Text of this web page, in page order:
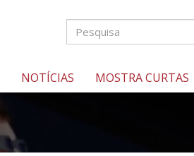
NOTÍCIAS MOSTRA CURTAS